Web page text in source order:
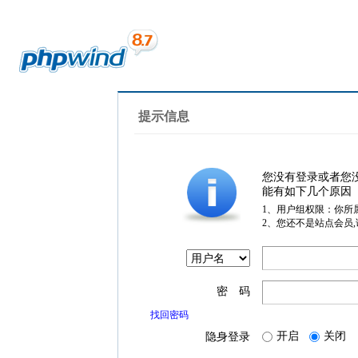
提示信息
您没有登录或者您
能有如下几个原因
1、用户组权限：你所
2、您还不是站点会员
密 码
找回密码
隐身登录 开启 关闭